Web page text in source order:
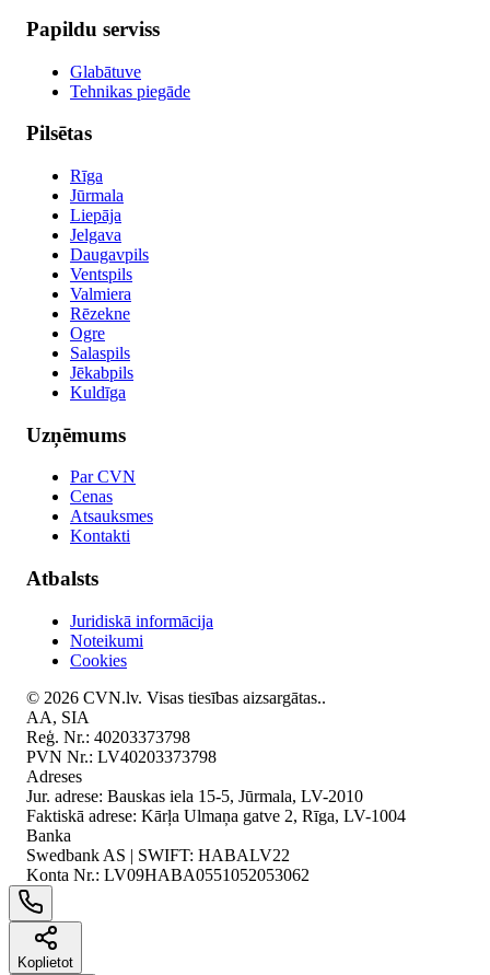
Papildu serviss
Glabātuve
Tehnikas piegāde
Pilsētas
Rīga
Jūrmala
Liepāja
Jelgava
Daugavpils
Ventspils
Valmiera
Rēzekne
Ogre
Salaspils
Jēkabpils
Kuldīga
Uzņēmums
Par CVN
Cenas
Atsauksmes
Kontakti
Atbalsts
Juridiskā informācija
Noteikumi
Cookies
© 2026 CVN.lv. Visas tiesības aizsargātas..
AA, SIA
Reģ. Nr.: 40203373798
PVN Nr.: LV40203373798
Adreses
Jur. adrese: Bauskas iela 15-5, Jūrmala, LV-2010
Faktiskā adrese: Kārļa Ulmaņa gatve 2, Rīga, LV-1004
Banka
Swedbank AS | SWIFT: HABALV22
Konta Nr.: LV09HABA0551052053062
Koplietot